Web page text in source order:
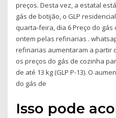
preços. Desta vez, a estatal
gás de botijão, o GLP
quarta-feira, dia 6 Preço do
ontem pelas refinarias .
refinarias aumentaram a partir
os preços do gás de cozinha
de até 13 kg (GLP P-13). O
do gás de
Isso pode